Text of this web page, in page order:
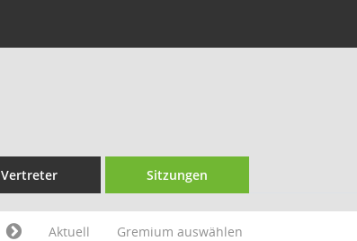
Vertreter Sitzungen
Aktuell Gremium auswählen